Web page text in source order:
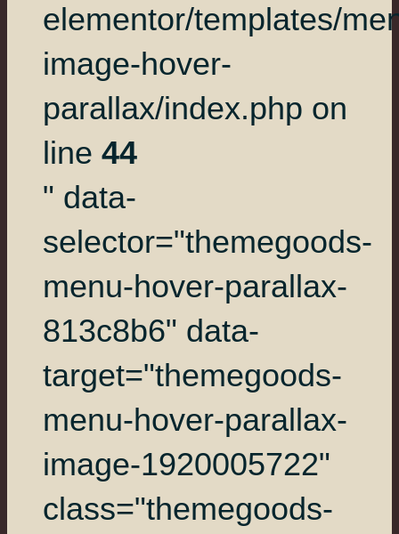
elementor/templates/
image-hover-
parallax/index.php on
line 44
" data-
selector="themegoods-
menu-hover-parallax-
813c8b6" data-
target="themegoods-
menu-hover-parallax-
image-1920005722"
class="themegoods-